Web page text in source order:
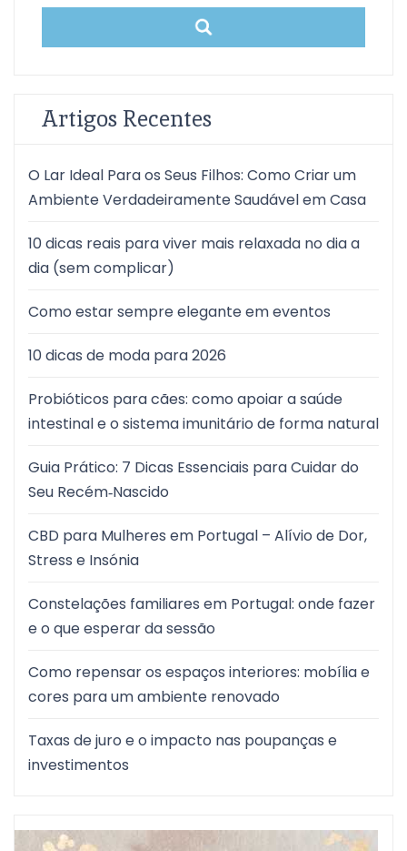
Artigos Recentes
O Lar Ideal Para os Seus Filhos: Como Criar um
Ambiente Verdadeiramente Saudável em Casa
10 dicas reais para viver mais relaxada no dia a
dia (sem complicar)
Como estar sempre elegante em eventos
10 dicas de moda para 2026
Probióticos para cães: como apoiar a saúde
intestinal e o sistema imunitário de forma natural
Guia Prático: 7 Dicas Essenciais para Cuidar do
Seu Recém‑Nascido
CBD para Mulheres em Portugal – Alívio de Dor,
Stress e Insónia
Constelações familiares em Portugal: onde fazer
e o que esperar da sessão
Como repensar os espaços interiores: mobília e
cores para um ambiente renovado
Taxas de juro e o impacto nas poupanças e
investimentos